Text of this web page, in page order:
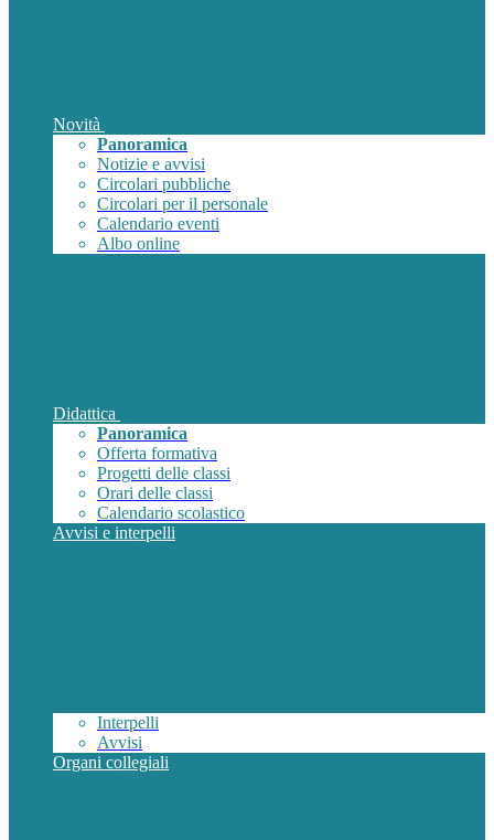
Novità
Panoramica
Notizie e avvisi
Circolari pubbliche
Circolari per il personale
Calendario eventi
Albo online
Didattica
Panoramica
Offerta formativa
Progetti delle classi
Orari delle classi
Calendario scolastico
Avvisi e interpelli
Interpelli
Avvisi
Organi collegiali